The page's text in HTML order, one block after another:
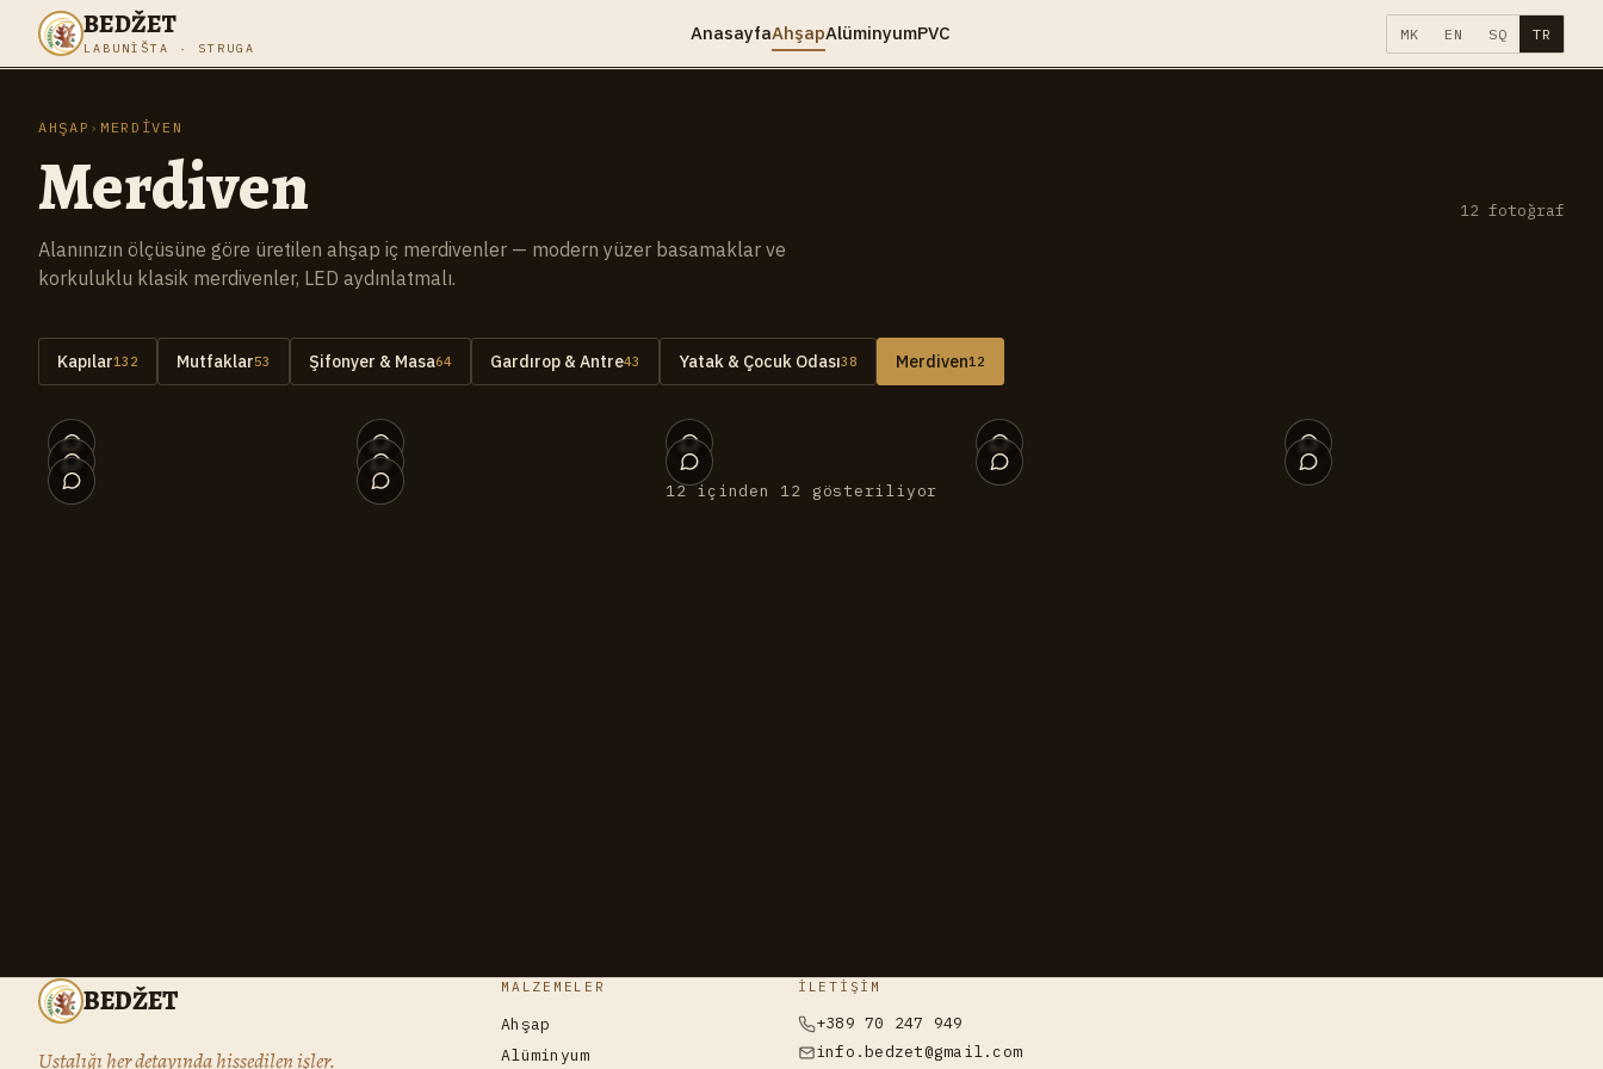
BEDŽET
LABUNIŠTA · STRUGA
AnasayfaAhşapAlüminyumPVC MK EN SQ TR
AHŞAP › MERDIVEN
Merdiven 12 fotoğraf
Alanınızın ölçüsüne göre üretilen ahşap iç merdivenler — modern yüzer basamaklar ve
korkuluklu klasik merdivenler, LED aydınlatmalı.
Kapılar132 Mutfaklar53 Şifonyer & Masa64 Gardırop & Antre43 Yatak & Çocuk Odası38 Merdiven12
12 içinden 12 gösteriliyor
BEDŽET
Ustalığı her detayında hissedilen işler.
MALZEMELER
Ahşap
Alüminyum
İLETIŞIM
+389 70 247 949
info.bedzet@gmail.com